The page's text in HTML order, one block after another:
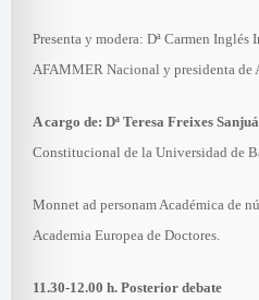
Presenta y modera: Dª Carmen Inglés
AFAMMER Nacional y presidenta
A cargo de: Dª Teresa Freixes
Constitucional de la Universidad de
Monnet ad personam Académica de
Academia Europea de Doctores.
11.30-12.00 h. Posterior debate